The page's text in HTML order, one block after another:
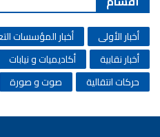
أخبار الأولى أخبار المؤسسات
أخبار نقابية
أكاديميات و نيابات
حركات انتقالية
صوت و صورة